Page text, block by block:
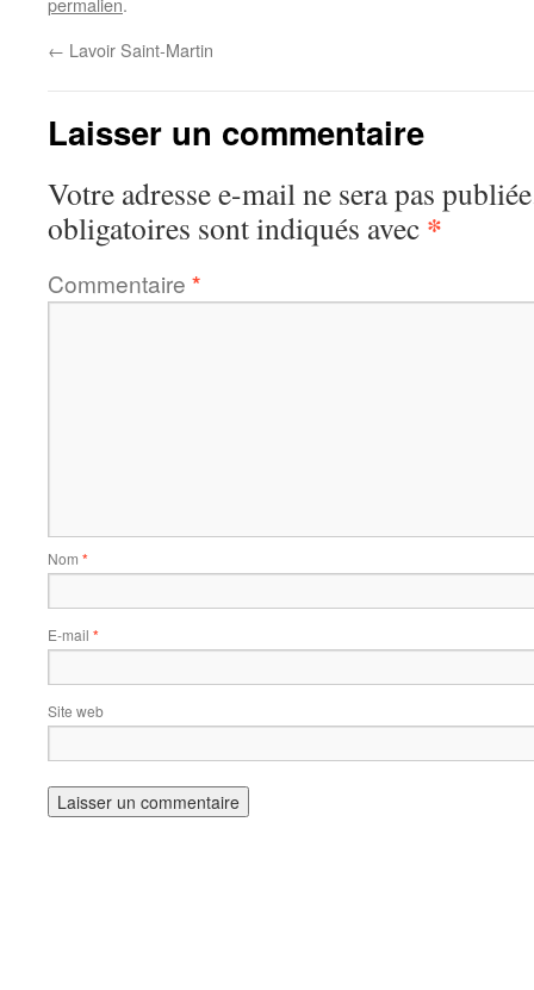
← Lavoir Saint-Martin
Laisser un commentaire
Votre adresse e-mail ne sera pas
obligatoires sont indiqués avec *
Commentaire *
Nom *
E-mail *
Site web